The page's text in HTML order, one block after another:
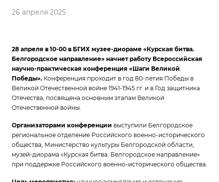
26 апреля 2025
28 апреля в 10-00 в БГИХ музее-диораме «Курская битва.
Белгородское направление» начнет работу Всероссийская
научно-практическая конференция «Шаги Великой
Победы». Конференция проходит в год 80-летия Победы в
Великой Отечественной войне 1941-1945 гг. и в Год защитника
Отечества, посвящена основным этапам Великой
Отечественной войны.
Организаторами конференции выступили Белгородское
региональное отделение Российского военно-исторического
общества, Министерство культуры Белгородской области,
музей-диорама «Курская битва. Белгородское направление»
при поддержке Российского военно-исторического общества.